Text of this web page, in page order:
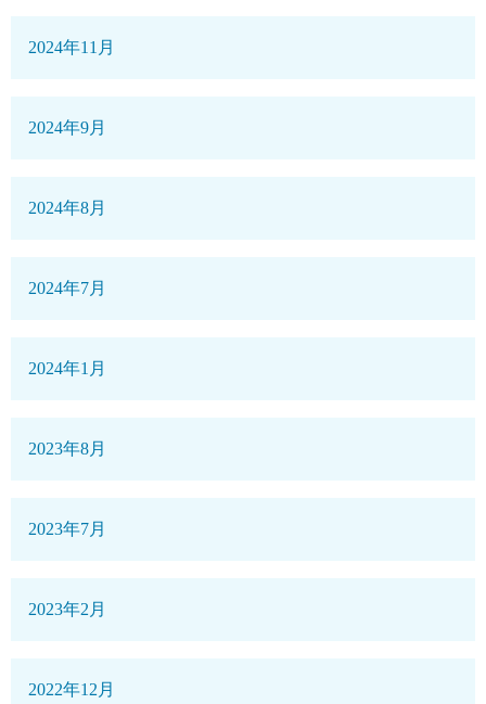
2024年11月
2024年9月
2024年8月
2024年7月
2024年1月
2023年8月
2023年7月
2023年2月
2022年12月